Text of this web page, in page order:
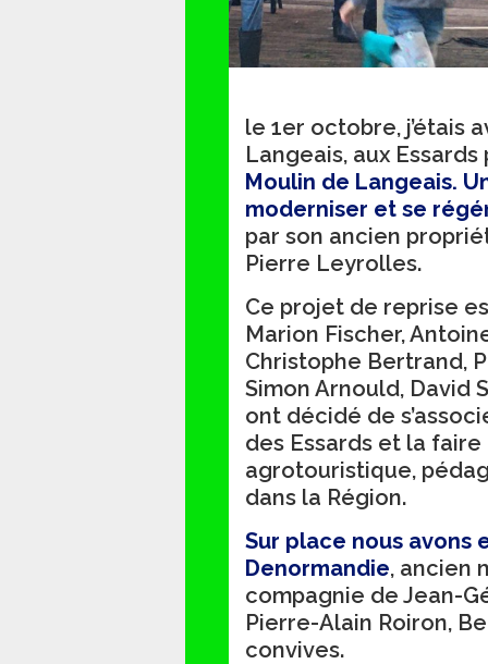
le 1er octobre, j’étais
Langeais, aux
Moulin de Langeais.
moderniser et se
par son ancien
Pierre Leyrolles.
Ce projet de reprise
Marion Fischer,
Christophe Bertrand,
Simon Arnould, David
ont décidé de
des Essards et la
agrotouristique,
dans la Région.
Sur place nous avons
Denormandie, ancien
compagnie de Jean-
Pierre-Alain Roiron,
convives.